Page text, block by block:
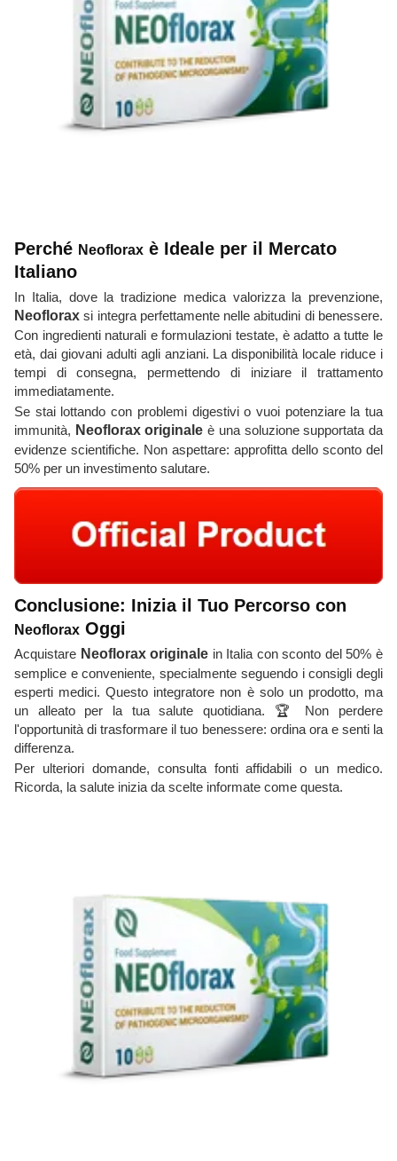
Perché Neoflorax è Ideale per il Mercato
Italiano
In Italia, dove la tradizione medica valorizza la prevenzione,
Neoflorax si integra perfettamente nelle abitudini di benessere.
Con ingredienti naturali e formulazioni testate, è adatto a tutte le
età, dai giovani adulti agli anziani. La disponibilità locale riduce i
tempi di consegna, permettendo di iniziare il trattamento
immediatamente.
Se stai lottando con problemi digestivi o vuoi potenziare la tua
immunità, Neoflorax originale è una soluzione supportata da
evidenze scientifiche. Non aspettare: approfitta dello sconto del
50% per un investimento salutare.
Conclusione: Inizia il Tuo Percorso con
Neoflorax Oggi
Acquistare Neoflorax originale in Italia con sconto del 50% è
semplice e conveniente, specialmente seguendo i consigli degli
esperti medici. Questo integratore non è solo un prodotto, ma
un alleato per la tua salute quotidiana. 🏆 Non perdere
l'opportunità di trasformare il tuo benessere: ordina ora e senti la
differenza.
Per ulteriori domande, consulta fonti affidabili o un medico.
Ricorda, la salute inizia da scelte informate come questa.